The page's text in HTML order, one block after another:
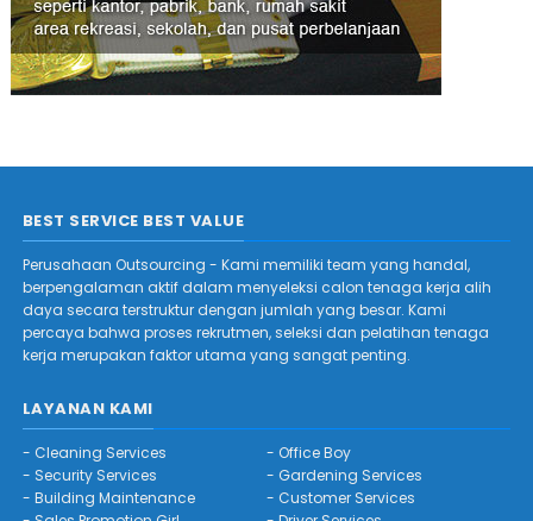
BEST SERVICE BEST VALUE
Perusahaan Outsourcing - Kami memiliki team yang handal,
berpengalaman aktif dalam menyeleksi calon tenaga kerja alih
daya secara terstruktur dengan jumlah yang besar. Kami
percaya bahwa proses rekrutmen, seleksi dan pelatihan tenaga
kerja merupakan faktor utama yang sangat penting.
LAYANAN KAMI
- Cleaning Services
- Security Services
- Building Maintenance
- Office Boy
- Gardening Services
- Customer Services